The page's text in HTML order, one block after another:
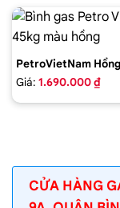
PetroVietNam
Giá: 1.690.000 ₫
CỬA HÀNG